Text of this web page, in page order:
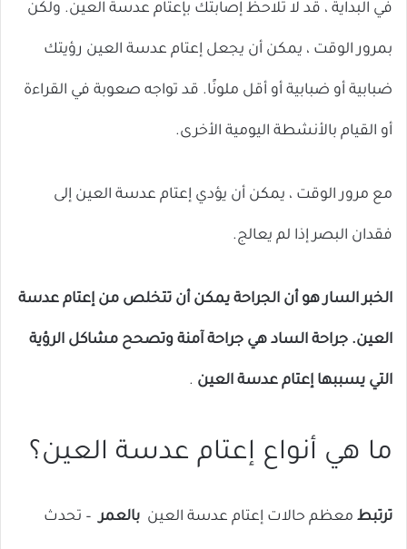
في البداية ، قد لا تلاحظ إصابتك بإعتام عدسة العين. ولكن
بمرور الوقت ، يمكن أن يجعل إعتام عدسة العين رؤيتك
ضبابية أو ضبابية أو أقل ملونًا. قد تواجه صعوبة في القراءة
أو القيام بالأنشطة اليومية الأخرى.
مع مرور الوقت ، يمكن أن يؤدي إعتام عدسة العين إلى
فقدان البصر إذا لم يعالج.
الخبر السار هو أن الجراحة يمكن أن تتخلص من إعتام عدسة
العين. جراحة الساد هي جراحة آمنة وتصحح مشاكل الرؤية
التي يسببها إعتام عدسة العين .
ما هي أنواع إعتام عدسة العين؟
ترتبط معظم حالات إعتام عدسة العين بالعمر– تحدث